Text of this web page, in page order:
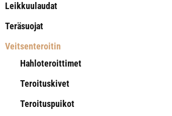
Leikkuulaudat
Teräsuojat
Veitsenteroitin
Hahloteroittimet
Teroituskivet
Teroituspuikot